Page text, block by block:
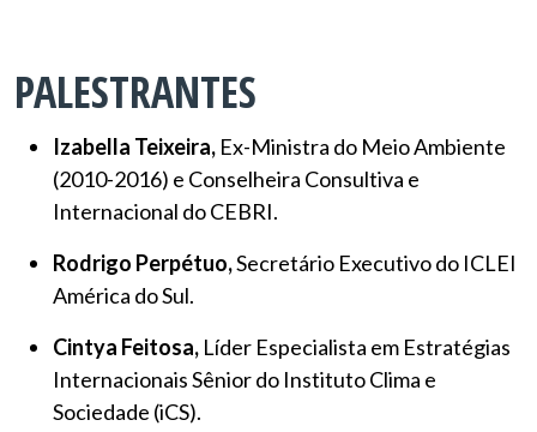
PALESTRANTES
Izabella Teixeira, Ex-Ministra do Meio Ambiente
(2010-2016) e Conselheira Consultiva e
Internacional do CEBRI.
Rodrigo Perpétuo,Secretário Executivo do ICLEI
América do Sul.
Cintya Feitosa, Líder Especialista em Estratégias
Internacionais Sênior do Instituto Clima e
Sociedade (iCS).